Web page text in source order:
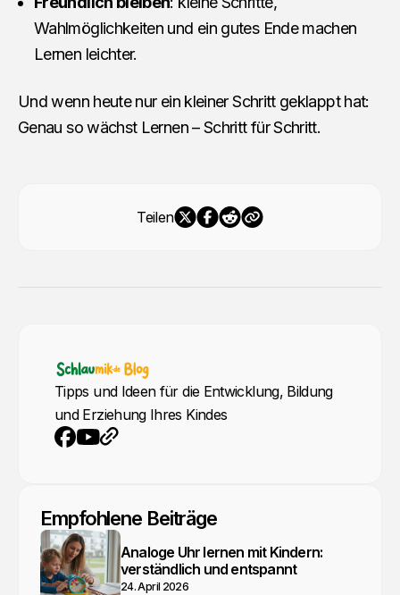
Wahlmöglichkeiten und ein gutes Ende machen
Lernen leichter.
Und wenn heute nur ein kleiner Schritt geklappt hat:
Genau so wächst Lernen – Schritt für Schritt.
Teilen
Tipps und Ideen für die Entwicklung, Bildung
und Erziehung Ihres Kindes
Empfohlene Beiträge
Analoge Uhr lernen mit Kindern:
verständlich und entspannt
24. April 2026